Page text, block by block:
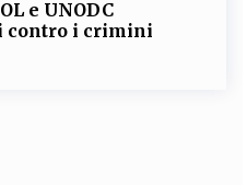
e UNODC
contro i crimini